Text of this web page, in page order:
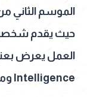
حيث يقدم
Intelligence ومن إنتاج منصة Paramount+.